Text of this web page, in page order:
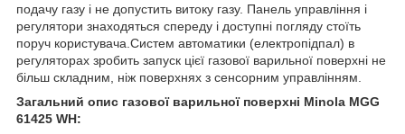
подачу газу і не допустить витоку газу. Панель управління і
регулятори знаходяться спереду і доступні погляду стоїть
поруч користувача.Систем автоматики (електропідпал) в
регуляторах зробить запуск цієї газової варильної поверхні не
більш складним, ніж поверхнях з сенсорним управлінням.
Загальний опис газової варильної поверхні Minola MGG
61425 WH: